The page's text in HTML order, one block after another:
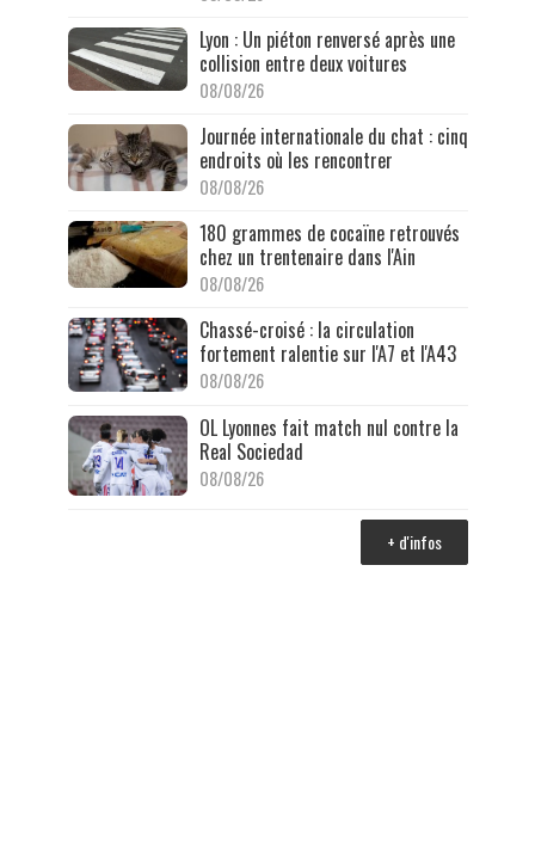
Lyon : Un piéton renversé après une
collision entre deux voitures
08/08/26
Journée internationale du chat : cinq
endroits où les rencontrer
08/08/26
180 grammes de cocaïne retrouvés
chez un trentenaire dans l'Ain
08/08/26
Chassé-croisé : la circulation
fortement ralentie sur l'A7 et l'A43
08/08/26
OL Lyonnes fait match nul contre la
Real Sociedad
08/08/26
+ d'infos